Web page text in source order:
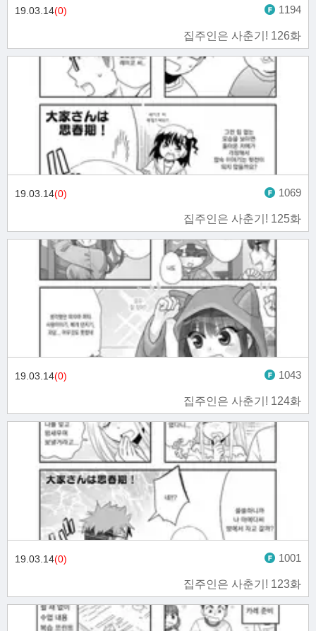
집주인은 사춘기! 126화
19.03.14(0) 1194
집주인은 사춘기! 125화
19.03.14(0) 1069
집주인은 사춘기! 124화
19.03.14(0) 1043
집주인은 사춘기! 123화
19.03.14(0) 1001